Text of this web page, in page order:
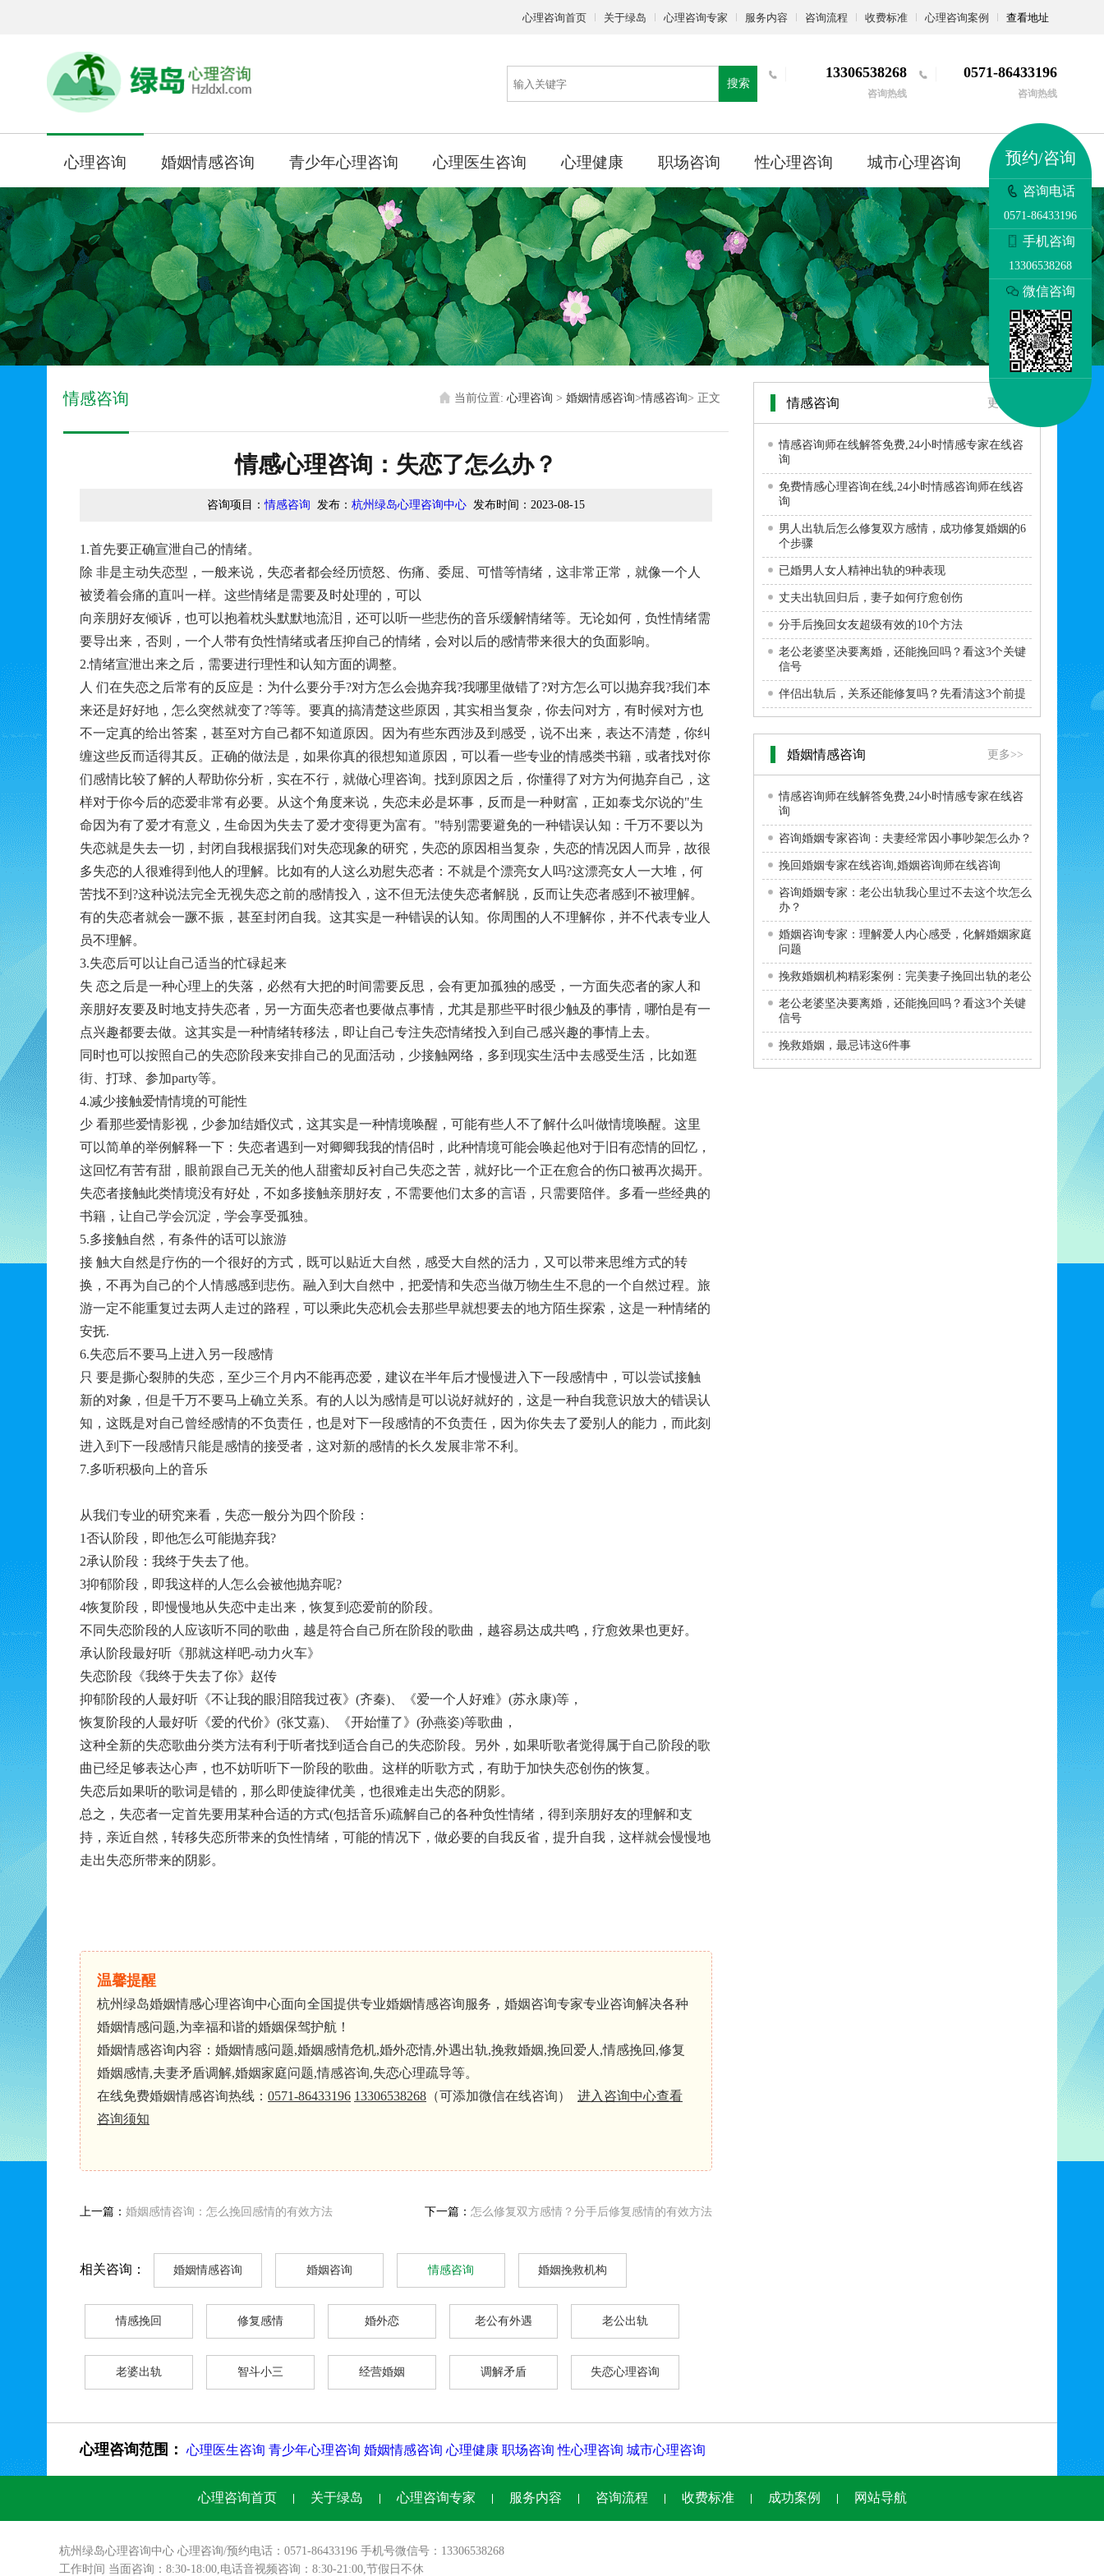
心理咨询首页 关于绿岛 心理咨询专家 服务内容 咨询流程 收费标准 心理咨询案例 查看地址
搜索
13306538268
咨询热线
0571-86433196
咨询热线
心理咨询 婚姻情感咨询 青少年心理咨询 心理医生咨询 心理健康 职场咨询 性心理咨询 城市心理咨询 更多
情感咨询 当前位置: 心理咨询 > 婚姻情感咨询>情感咨询> 正文
情感心理咨询：失恋了怎么办？
咨询项目：情感咨询 发布： 杭州绿岛心理咨询中心 发布时间： 2023-08-15
1.首先要正确宣泄自己的情绪。
除 非是主动失恋型，一般来说，失恋者都会经历愤怒、伤痛、委屈、可惜等情绪，这非常正常，就像一个人
被烫着会痛的直叫一样。这些情绪是需要及时处理的，可以
向亲朋好友倾诉，也可以抱着枕头默默地流泪，还可以听一些悲伤的音乐缓解情绪等。无论如何，负性情绪需
要导出来，否则，一个人带有负性情绪或者压抑自己的情绪，会对以后的感情带来很大的负面影响。
2.情绪宣泄出来之后，需要进行理性和认知方面的调整。
人 们在失恋之后常有的反应是：为什么要分手?对方怎么会抛弃我?我哪里做错了?对方怎么可以抛弃我?我们本
来还是好好地，怎么突然就变了?等等。要真的搞清楚这些原因，其实相当复杂，你去问对方，有时候对方也
不一定真的给出答案，甚至对方自己都不知道原因。因为有些东西涉及到感受，说不出来，表达不清楚，你纠
缠这些反而适得其反。正确的做法是，如果你真的很想知道原因，可以看一些专业的情感类书籍，或者找对你
们感情比较了解的人帮助你分析，实在不行，就做心理咨询。找到原因之后，你懂得了对方为何抛弃自己，这
样对于你今后的恋爱非常有必要。从这个角度来说，失恋未必是坏事，反而是一种财富，正如泰戈尔说的"生
命因为有了爱才有意义，生命因为失去了爱才变得更为富有。"特别需要避免的一种错误认知：千万不要以为
失恋就是失去一切，封闭自我根据我们对失恋现象的研究，失恋的原因相当复杂，失恋的情况因人而异，故很
多失恋的人很难得到他人的理解。比如有的人这么劝慰失恋者：不就是个漂亮女人吗?这漂亮女人一大堆，何
苦找不到?这种说法完全无视失恋之前的感情投入，这不但无法使失恋者解脱，反而让失恋者感到不被理解。
有的失恋者就会一蹶不振，甚至封闭自我。这其实是一种错误的认知。你周围的人不理解你，并不代表专业人
员不理解。
3.失恋后可以让自己适当的忙碌起来
失 恋之后是一种心理上的失落，必然有大把的时间需要反思，会有更加孤独的感受，一方面失恋者的家人和
亲朋好友要及时地支持失恋者，另一方面失恋者也要做点事情，尤其是那些平时很少触及的事情，哪怕是有一
点兴趣都要去做。这其实是一种情绪转移法，即让自己专注失恋情绪投入到自己感兴趣的事情上去。
同时也可以按照自己的失恋阶段来安排自己的见面活动，少接触网络，多到现实生活中去感受生活，比如逛
街、打球、参加party等。
4.减少接触爱情情境的可能性
少 看那些爱情影视，少参加结婚仪式，这其实是一种情境唤醒，可能有些人不了解什么叫做情境唤醒。这里
可以简单的举例解释一下：失恋者遇到一对卿卿我我的情侣时，此种情境可能会唤起他对于旧有恋情的回忆，
这回忆有苦有甜，眼前跟自己无关的他人甜蜜却反衬自己失恋之苦，就好比一个正在愈合的伤口被再次揭开。
失恋者接触此类情境没有好处，不如多接触亲朋好友，不需要他们太多的言语，只需要陪伴。多看一些经典的
书籍，让自己学会沉淀，学会享受孤独。
5.多接触自然，有条件的话可以旅游
接 触大自然是疗伤的一个很好的方式，既可以贴近大自然，感受大自然的活力，又可以带来思维方式的转
换，不再为自己的个人情感感到悲伤。融入到大自然中，把爱情和失恋当做万物生生不息的一个自然过程。旅
游一定不能重复过去两人走过的路程，可以乘此失恋机会去那些早就想要去的地方陌生探索，这是一种情绪的
安抚.
6.失恋后不要马上进入另一段感情
只 要是撕心裂肺的失恋，至少三个月内不能再恋爱，建议在半年后才慢慢进入下一段感情中，可以尝试接触
新的对象，但是千万不要马上确立关系。有的人以为感情是可以说好就好的，这是一种自我意识放大的错误认
知，这既是对自己曾经感情的不负责任，也是对下一段感情的不负责任，因为你失去了爱别人的能力，而此刻
进入到下一段感情只能是感情的接受者，这对新的感情的长久发展非常不利。
7.多听积极向上的音乐
从我们专业的研究来看，失恋一般分为四个阶段：
1否认阶段，即他怎么可能抛弃我?
2承认阶段：我终于失去了他。
3抑郁阶段，即我这样的人怎么会被他抛弃呢?
4恢复阶段，即慢慢地从失恋中走出来，恢复到恋爱前的阶段。
不同失恋阶段的人应该听不同的歌曲，越是符合自己所在阶段的歌曲，越容易达成共鸣，疗愈效果也更好。
承认阶段最好听《那就这样吧-动力火车》
失恋阶段《我终于失去了你》赵传
抑郁阶段的人最好听《不让我的眼泪陪我过夜》(齐秦)、《爱一个人好难》(苏永康)等，
恢复阶段的人最好听《爱的代价》(张艾嘉)、《开始懂了》(孙燕姿)等歌曲，
这种全新的失恋歌曲分类方法有利于听者找到适合自己的失恋阶段。另外，如果听歌者觉得属于自己阶段的歌
曲已经足够表达心声，也不妨听听下一阶段的歌曲。这样的听歌方式，有助于加快失恋创伤的恢复。
失恋后如果听的歌词是错的，那么即使旋律优美，也很难走出失恋的阴影。
总之，失恋者一定首先要用某种合适的方式(包括音乐)疏解自己的各种负性情绪，得到亲朋好友的理解和支
持，亲近自然，转移失恋所带来的负性情绪，可能的情况下，做必要的自我反省，提升自我，这样就会慢慢地
走出失恋所带来的阴影。
温馨提醒
杭州绿岛婚姻情感心理咨询中心面向全国提供专业婚姻情感咨询服务，婚姻咨询专家专业咨询解决各种
婚姻情感问题,为幸福和谐的婚姻保驾护航！
婚姻情感咨询内容：婚姻情感问题,婚姻感情危机,婚外恋情,外遇出轨,挽救婚姻,挽回爱人,情感挽回,修复
婚姻感情,夫妻矛盾调解,婚姻家庭问题,情感咨询,失恋心理疏导等。
在线免费婚姻情感咨询热线： 0571-86433196 13306538268 （可添加微信在线咨询） 进入咨询中心查看
咨询须知
上一篇： 婚姻感情咨询：怎么挽回感情的有效方法 下一篇： 怎么修复双方感情？分手后修复感情的有效方法
相关咨询： 婚姻情感咨询 婚姻咨询 情感咨询 婚姻挽救机构
情感挽回 修复感情 婚外恋 老公有外遇 老公出轨
老婆出轨 智斗小三 经营婚姻 调解矛盾 失恋心理咨询
情感咨询 更多>>
情感咨询师在线解答免费,24小时情感专家在线咨
询
免费情感心理咨询在线,24小时情感咨询师在线咨
询
男人出轨后怎么修复双方感情，成功修复婚姻的6
个步骤
已婚男人女人精神出轨的9种表现
丈夫出轨回归后，妻子如何疗愈创伤
分手后挽回女友超级有效的10个方法
老公老婆坚决要离婚，还能挽回吗？看这3个关键
信号
伴侣出轨后，关系还能修复吗？先看清这3个前提
婚姻情感咨询 更多>>
情感咨询师在线解答免费,24小时情感专家在线咨
询
咨询婚姻专家咨询：夫妻经常因小事吵架怎么办？
挽回婚姻专家在线咨询,婚姻咨询师在线咨询
咨询婚姻专家：老公出轨我心里过不去这个坎怎么
办？
婚姻咨询专家：理解爱人内心感受，化解婚姻家庭
问题
挽救婚姻机构精彩案例：完美妻子挽回出轨的老公
老公老婆坚决要离婚，还能挽回吗？看这3个关键
信号
挽救婚姻，最忌讳这6件事
心理咨询范围： 心理医生咨询 青少年心理咨询 婚姻情感咨询 心理健康 职场咨询 性心理咨询 城市心理咨询
预约/咨询
咨询电话
0571-86433196
手机咨询
13306538268
微信咨询
心理咨询首页 关于绿岛 心理咨询专家 服务内容 咨询流程 收费标准 成功案例 网站导航
杭州绿岛心理咨询中心 心理咨询/预约电话：0571-86433196 手机号微信号：13306538268
工作时间 当面咨询：8:30-18:00,电话音视频咨询：8:30-21:00,节假日不休